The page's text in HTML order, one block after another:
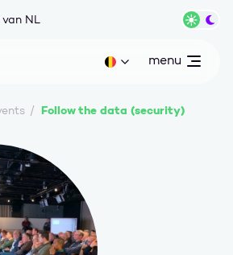
NL
Huidige taal: be
open
menu
Follow the data (security)